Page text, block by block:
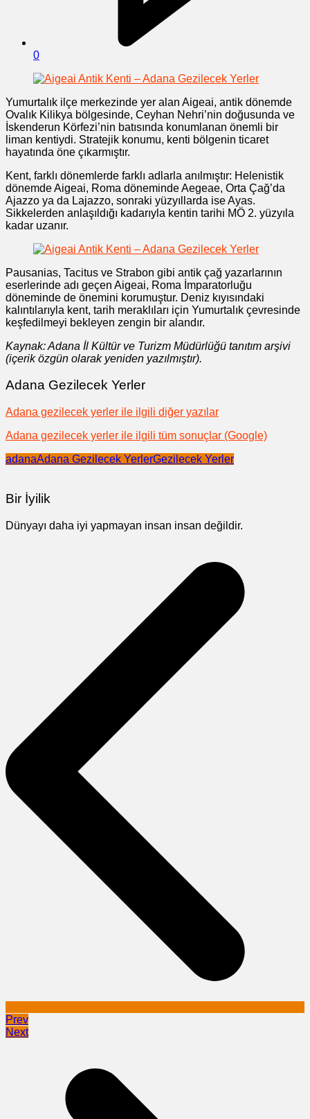
0
Yumurtalık ilçe merkezinde yer alan Aigeai, antik dönemde
Ovalık Kilikya bölgesinde, Ceyhan Nehri’nin doğusunda ve
İskenderun Körfezi’nin batısında konumlanan önemli bir
liman kentiydi. Stratejik konumu, kenti bölgenin ticaret
hayatında öne çıkarmıştır.
Kent, farklı dönemlerde farklı adlarla anılmıştır: Helenistik
dönemde Aigeai, Roma döneminde Aegeae, Orta Çağ’da
Ajazzo ya da Lajazzo, sonraki yüzyıllarda ise Ayas.
Sikkelerden anlaşıldığı kadarıyla kentin tarihi MÖ 2. yüzyıla
kadar uzanır.
Pausanias, Tacitus ve Strabon gibi antik çağ yazarlarının
eserlerinde adı geçen Aigeai, Roma İmparatorluğu
döneminde de önemini korumuştur. Deniz kıyısındaki
kalıntılarıyla kent, tarih meraklıları için Yumurtalık çevresinde
keşfedilmeyi bekleyen zengin bir alandır.
Kaynak: Adana İl Kültür ve Turizm Müdürlüğü tanıtım arşivi
(içerik özgün olarak yeniden yazılmıştır).
Adana Gezilecek Yerler
Adana gezilecek yerler ile ilgili diğer yazılar
Adana gezilecek yerler ile ilgili tüm sonuçlar (Google)
adanaAdana Gezilecek YerlerGezilecek Yerler
Bir İyilik
Dünyayı daha iyi yapmayan insan insan değildir.
Prev
Next